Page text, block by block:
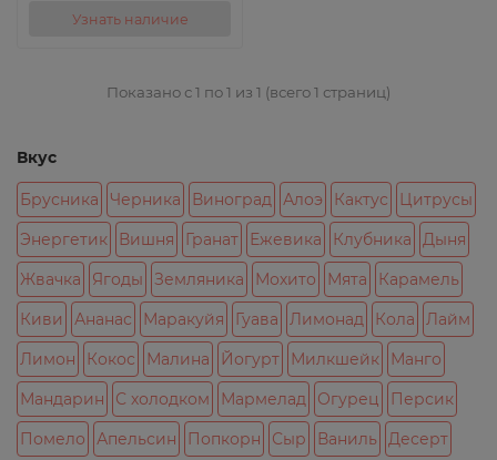
Узнать наличие
Показано с 1 по 1 из 1 (всего 1 страниц)
Вкус
Брусника Черника Виноград Алоэ Кактус
Цитрусы
Энергетик
Вишня Гранат Ежевика Клубника
Дыня
Жвачка
Ягоды Земляника Мохито Мята
Карамель
Киви
Ананас Маракуйя Гуава Лимонад Кола
Лайм
Лимон
Кокос Малина Йогурт Милкшейк
Манго
Мандарин
С холодком Мармелад Огурец
Персик
Помело
Апельсин Попкорн Сыр Ваниль Десерт